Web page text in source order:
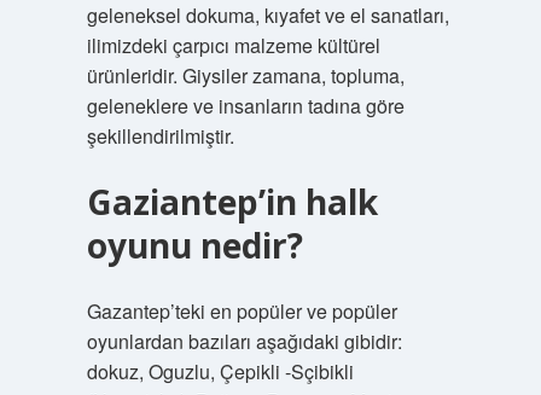
geleneksel dokuma, kıyafet ve el sanatları,
ilimizdeki çarpıcı malzeme kültürel
ürünleridir. Giysiler zamana, topluma,
geleneklere ve insanların tadına göre
şekillendirilmiştir.
Gaziantep’in halk
oyunu nedir?
Gazantep’teki en popüler ve popüler
oyunlardan bazıları aşağıdaki gibidir:
dokuz, Oguzlu, Çepikli -Sçibikli